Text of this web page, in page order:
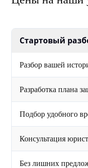
Стартовый
Разбор вашей
Разработка плана
Подбор удобного
Консультация
Без лишних